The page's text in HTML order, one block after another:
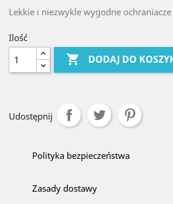
Lekkie i niezwykle wygodne
Ilość
 DODAJ DO
Udostępnij
Polityka bezpieczeństwa
Zasady dostawy